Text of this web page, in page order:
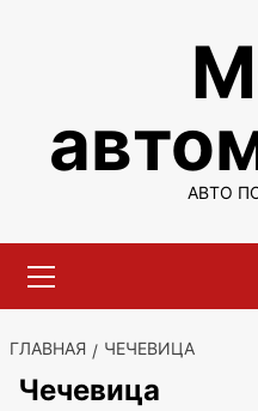
АВТО
меню
ГЛАВНАЯ ЧЕЧЕВИЦА
Чечевица